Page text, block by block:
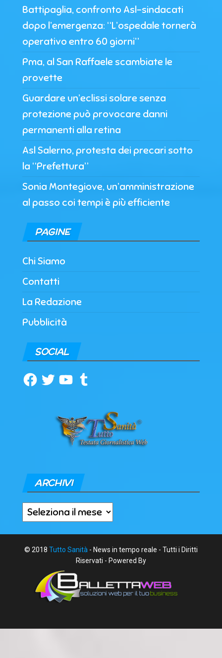
Battipaglia, confronto Asl-sindacati
dopo l’emergenza: “L’ospedale tornerà
operativo entro 60 giorni”
Pma, al San Raffaele scambiate le
provette
Guardare un’eclissi solare senza
protezione può provocare danni
permanenti alla retina
Asl Salerno, protesta dei precari sotto
la “Prefettura”
Sonia Montegiove, un’amministrazione
al passo coi tempi è più efficiente
PAGINE
Chi Siamo
Contatti
La Redazione
Pubblicità
SOCIAL
Facebook
TwitterYouTubeTumblr
ARCHIVI
Archivi
© 2018 Tutto Sanità - News in tempo reale - Tutti i Diritti
Riservati - Powered By